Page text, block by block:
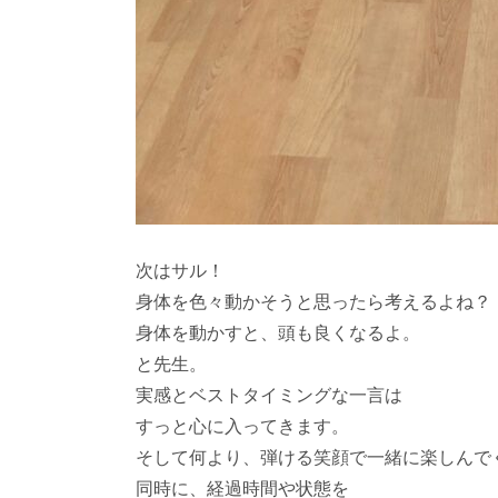
次はサル！
身体を色々動かそうと思ったら考えるよね？
身体を動かすと、頭も良くなるよ。
と先生。
実感とベストタイミングな一言は
すっと心に入ってきます。
そして何より、弾ける笑顔で一緒に楽しんで
同時に、経過時間や状態を